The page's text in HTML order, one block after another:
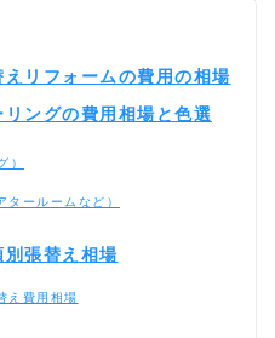
リフォームの費用の相場
ングの費用相場と色選
）
タールームなど）
張替え相場
え費用相場